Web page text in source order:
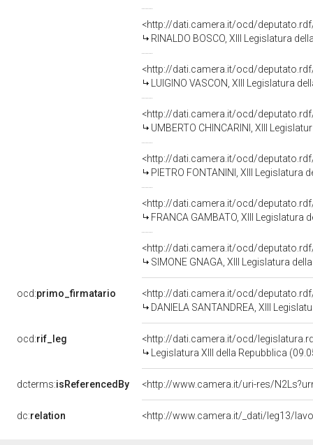
<http://dati.camera.it/ocd/
RINALDO BOSCO, XIII Legislatura
<http://dati.camera.it/ocd/
LUIGINO VASCON, XIII Legislatura
<http://dati.camera.it/ocd/
UMBERTO CHINCARINI, XIII
<http://dati.camera.it/ocd/
PIETRO FONTANINI, XIII Legislatura
<http://dati.camera.it/ocd/
FRANCA GAMBATO, XIII Legislatura
<http://dati.camera.it/ocd/
SIMONE GNAGA, XIII Legislatura
ocd:primo_firmatario
<http://dati.camera.it/ocd/
DANIELA SANTANDREA, XIII
ocd:rif_leg
<http://dati.camera.it/ocd/
Legislatura XIII della Repubblica
dcterms:isReferencedBy <http://www.camera.it/uri-res/
dc:relation <http://www.camera.it/_dati/leg13/